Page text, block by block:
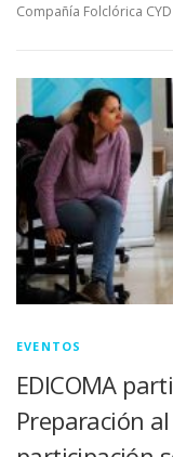
Compañía Folclórica
EVENTOS
EDICOMA
Preparación